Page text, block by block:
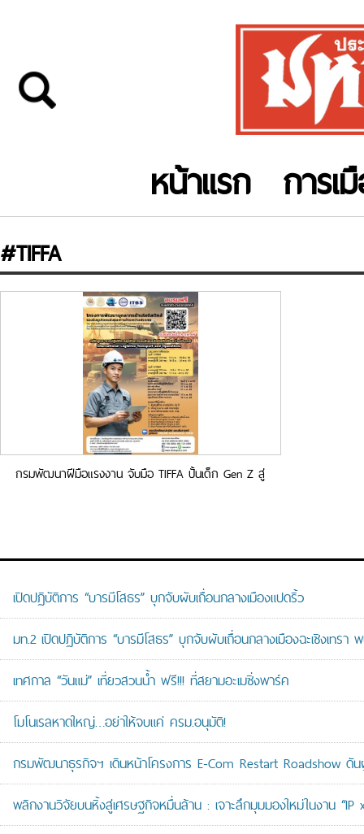
หน้าแรก การเ
#TIFFA
กรมพัฒนาฝีมือแรงงาน จับมือ TIFFA ปั้นเด็ก Gen Z สู่
เปิดปฏิบัติการ “บารมีโสธร” บุกจับผับเถื่อนกลางเมืองแปดริ้ว
มท.2 เปิดปฏิบัติการ “บารมีโสธร” บุกจับผับเถื่อนกลางเมืองฉะเชิงเท
เทศกาล “วันแม่” เที่ยวสวนน้ำ ฟรี!!! ที่สยามอะเมซิ่งพาร์ค
โมโนเรลหาดใหญ่…อย่าให้จบแค่ ครม.อนุมัติ!
กรมพัฒนาธุรกิจฯ เดินหน้าโครงการ E-Com Restart Roadshow ดั
พลิกงานวิจัยบนหิ้งสู่เศรษฐกิจหมื่นล้าน : เจาะลึกมุมมองใหม่ในงาน “IP